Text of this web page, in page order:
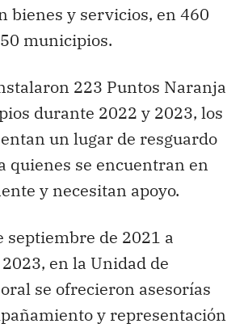
bienes y servicios, en 460
municipios.
223 Puntos Naranja
durante 2022 y 2023, los
un lugar de resguardo
quienes se encuentran en
y necesitan apoyo.
septiembre de 2021 a
en la Unidad de
se ofrecieron asesorías
y representación